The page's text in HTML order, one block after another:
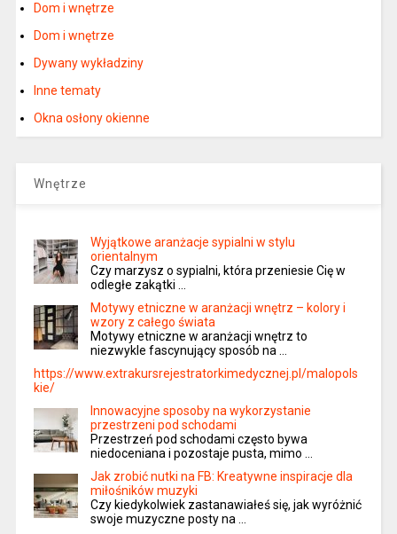
Dom i wnętrze
Dom i wnętrze
Dywany wykładziny
Inne tematy
Okna osłony okienne
Wnętrze
Wyjątkowe aranżacje sypialni w stylu
orientalnym
Czy marzysz o sypialni, która przeniesie Cię w
odległe zakątki …
Motywy etniczne w aranżacji wnętrz – kolory i
wzory z całego świata
Motywy etniczne w aranżacji wnętrz to
niezwykle fascynujący sposób na …
https://www.extrakursrejestratorkimedycznej.pl/malopols
kie/
Innowacyjne sposoby na wykorzystanie
przestrzeni pod schodami
Przestrzeń pod schodami często bywa
niedoceniana i pozostaje pusta, mimo …
Jak zrobić nutki na FB: Kreatywne inspiracje dla
miłośników muzyki
Czy kiedykolwiek zastanawiałeś się, jak wyróżnić
swoje muzyczne posty na …